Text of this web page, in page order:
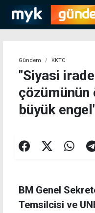
Gündem KKTC
"Siyasi
çözümünün
büyük
BM Genel
Temsilcisi ve